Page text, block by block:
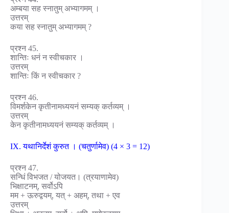
अम्बया सह स्नातुम् अभ्यागमम् ।
उत्तरम्
कया सह स्नातुम् अभ्यागमम् ?
प्रश्न 45.
शान्तिः धनं न स्वीचकार ।
उत्तरम्
शान्तिः किं न स्वीचकार ?
प्रश्न 46.
विमर्शकेन कृतीनामध्ययनं सम्यक् कर्तव्यम् ।
उत्तरम्
केन कृतीनामध्ययनं सम्यक् कर्तव्यम् ।
IX. यथानिर्देशं कुरुत । (चतुर्णामेव) (4 × 3 = 12)
प्रश्न 47.
सन्धिं विभजत / योजयत। (त्रयाणामेव)
भिक्षाटनम्, सर्वोऽपि
मम + ऊरुद्वयम्, यत् + अहम्, तथा + एव
उत्तरम्